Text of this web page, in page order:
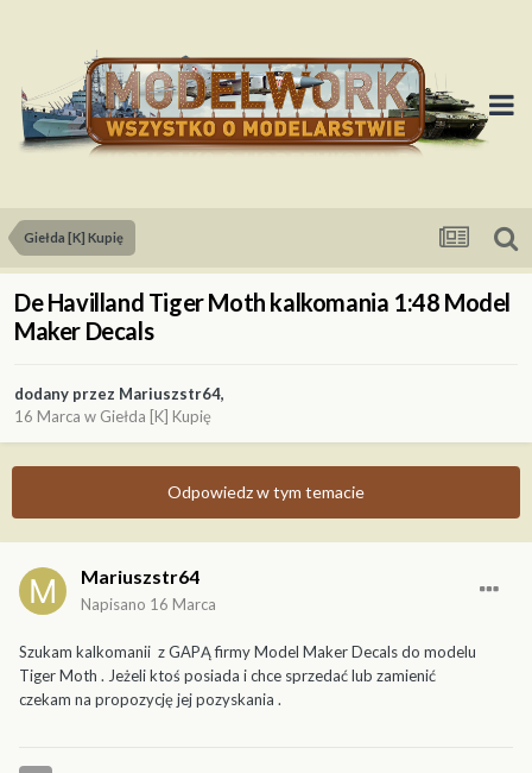
Giełda [K] Kupię
De Havilland Tiger Moth kalkomania 1:48 Model
Maker Decals
dodany przez Mariuszstr64,
16 Marca w Giełda [K] Kupię
Odpowiedz w tym temacie
Mariuszstr64
Napisano 16 Marca
Szukam kalkomanii z GAPĄ firmy Model Maker Decals do modelu
Tiger Moth . Jeżeli ktoś posiada i chce sprzedać lub zamienić
czekam na propozycję jej pozyskania .